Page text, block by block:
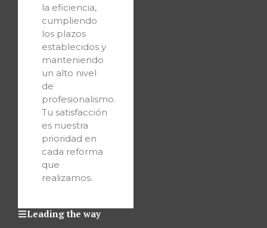
Leading the way
la eficiencia,
cumpliendo
los plazos
establecidos y
manteniendo
un alto nivel
de
profesionalismo.
Tu satisfacción
es nuestra
prioridad en
cada reforma
que
realizamos.